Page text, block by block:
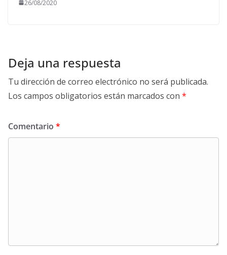
26/08/2020
Deja una respuesta
Tu dirección de correo electrónico no será publicada.
Los campos obligatorios están marcados con *
Comentario *